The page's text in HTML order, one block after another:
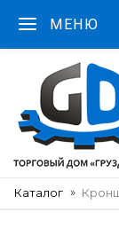
МЕНЮ
Каталог